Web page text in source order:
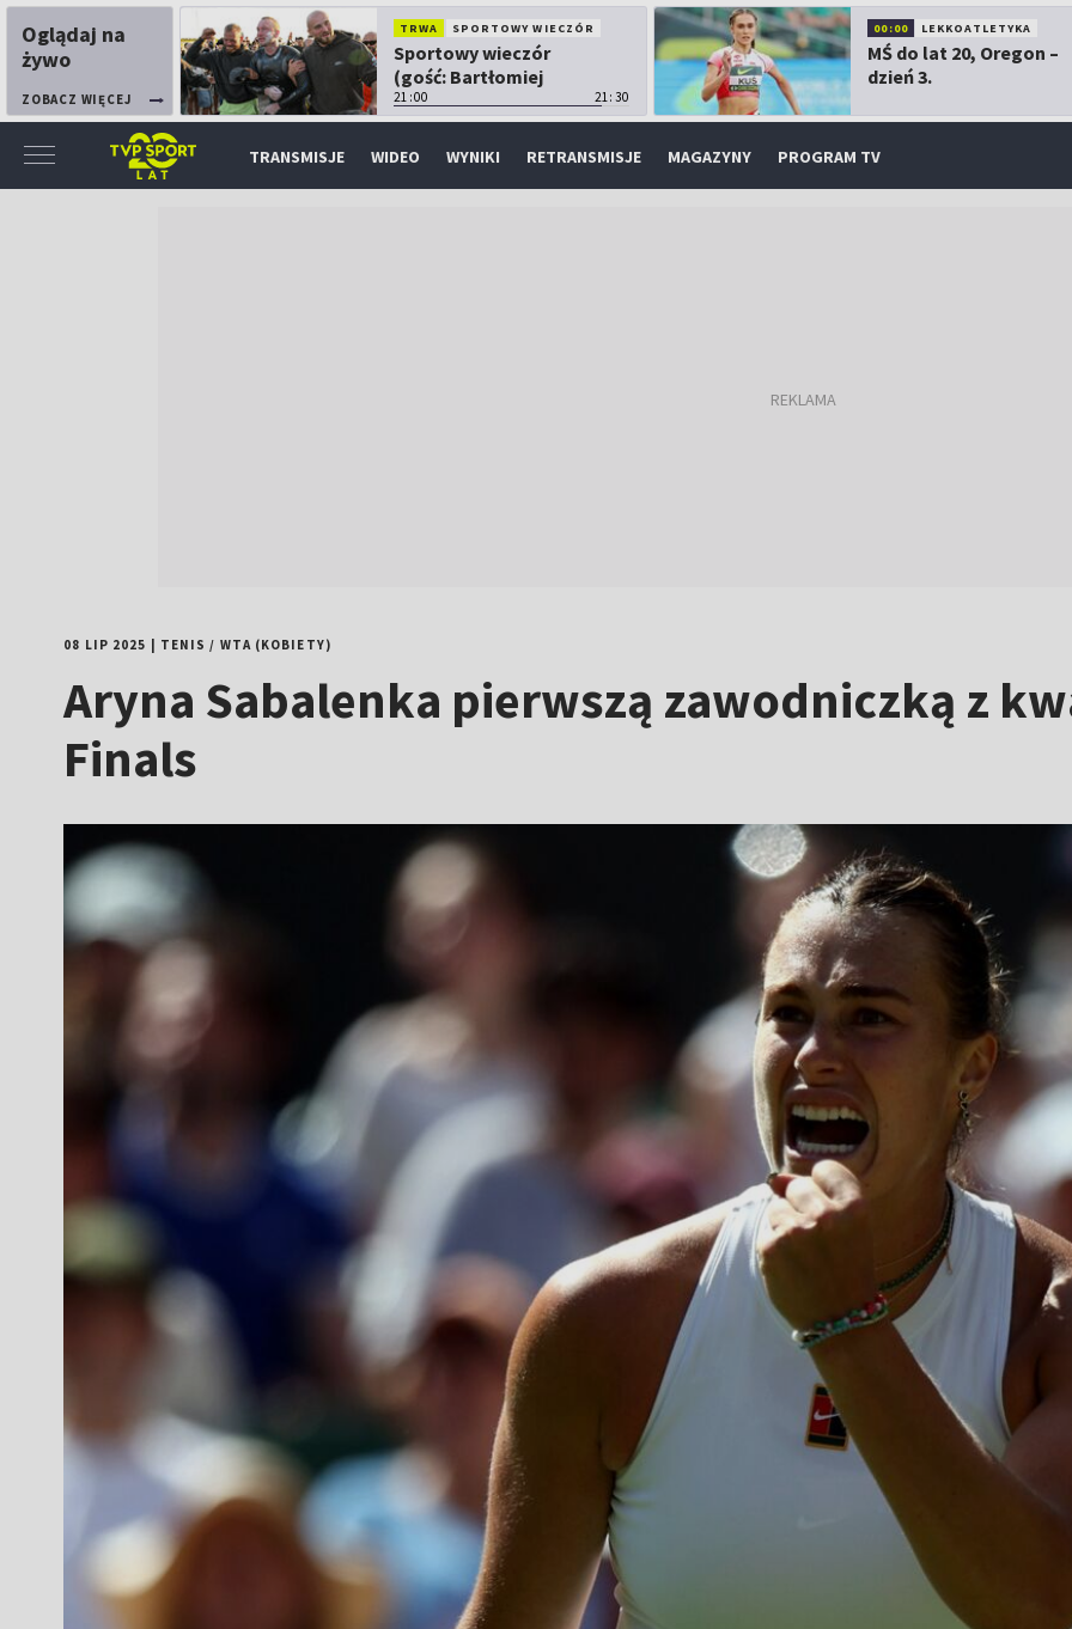
Oglądaj na
żywo
ZOBACZ WIĘCEJ
TRWA SPORTOWY WIECZÓR
Sportowy wieczór
(gość: Bartłomiej
Kubkowski)
21:00 21:30
00:00 LEKKOATLETYKA
MŚ do lat 20, Oregon –
dzień 3.
TRANSMISJE WIDEO WYNIKI RETRANSMISJE MAGAZYNY PROGRAM TV
08 LIP 2025 TENIS / WTA (KOBIETY)
Aryna Sabalenka pierwszą zawodniczką z
Finals